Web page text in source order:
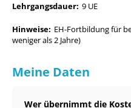
Lehrgangsdauer: 9 UE
Hinweise: EH-Fortbildung für
weniger als 2 Jahre)
Meine Daten
Wer übernimmt die